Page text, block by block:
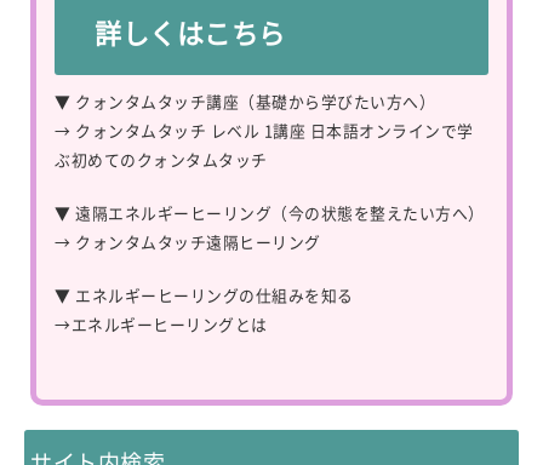
詳しくはこちら
▼ クォンタムタッチ講座（基礎から学びたい方へ）
→ クォンタムタッチ レベル 1講座 日本語オンラインで学
ぶ初めてのクォンタムタッチ
▼ 遠隔エネルギーヒーリング（今の状態を整えたい方へ）
→ クォンタムタッチ遠隔ヒーリング
▼ エネルギーヒーリングの仕組みを知る
→ エネルギーヒーリングとは